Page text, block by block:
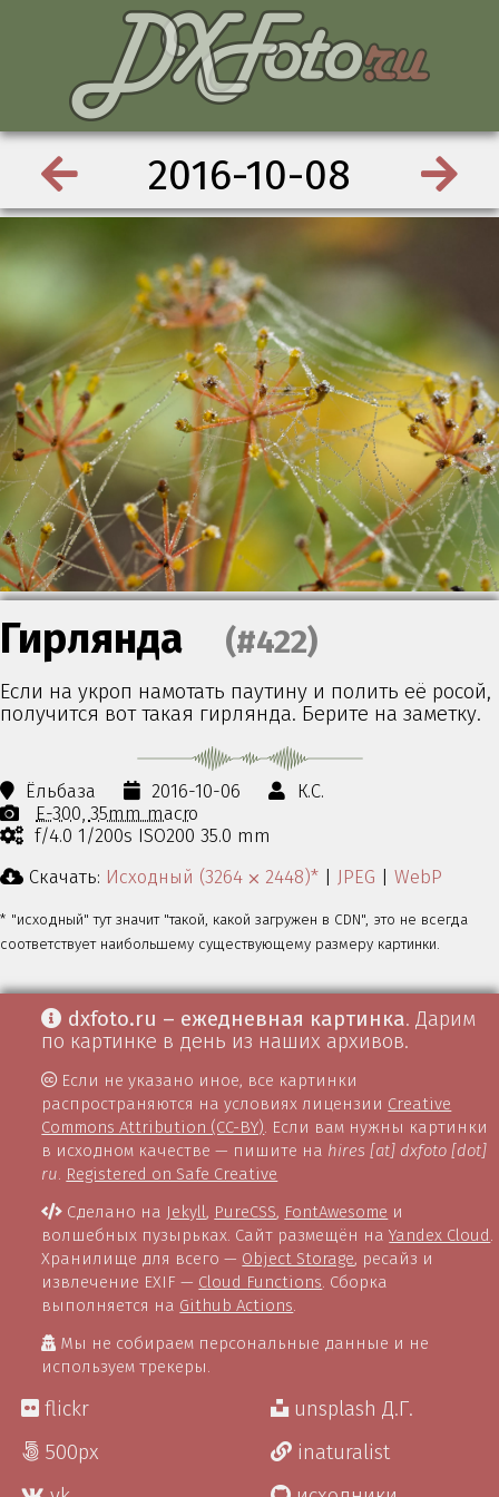
2016-10-08
Гирлянда (#422)
Если на укроп намотать паутину и полить её росой,
получится вот такая гирлянда. Берите на заметку.
Ёльбаза 2016-10-06
К.С.
E-300 35mm macro
f/4.0 1/200s ISO200 35.0 mm
Скачать: Исходный (3264 ⨉ 2448)* | JPEG | WebP
* "исходный" тут значит "такой, какой загружен в CDN", это не всегда
соответствует наибольшему существующему размеру картинки.
dxfoto.ru – ежедневная картинка. Дарим
по картинке в день из наших архивов.
Если не указано иное, все картинки
распространяются на условиях лицензии Creative
Commons Attribution (CC-BY) . Если вам нужны картинки
в исходном качестве — пишите на hires [at] dxfoto [dot]
ru Registered on Safe Creative
Сделано на Jekyll, PureCSS, FontAwesome и
волшебных пузырьках. Сайт размещён наYandex Cloud
Хранилище для всего — Object Storage, ресайз и
извлечение EXIF — Cloud Functions . Сборка
выполняется на Github Actions
Мы не собираем персональные данные и не
используем трекеры.
flickr
500px
unsplash Д.Г.
inaturalist